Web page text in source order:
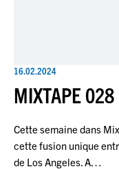
16.02.2024
MIXTAPE 028
Cette semaine dans
cette fusion unique
de Los Angeles. A…